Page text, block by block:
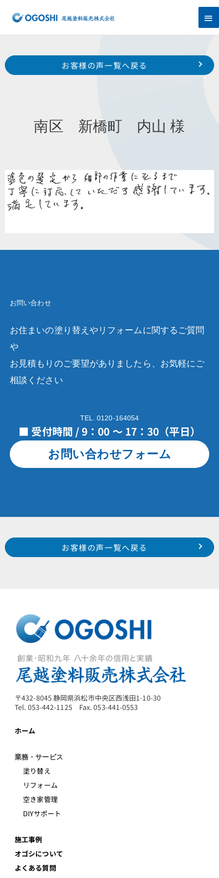
ス
プ
メ
イ
ン
メ
Prev
東区 市野町 T 様
中区 泉町 豊田 様
お客様の声一覧へ戻る
南区 新橋町 内山 様
お問い合わせ
お住まいの塗り替えやリフォームに関するご質問
や
お見積もりのご要望がありましたら、お気軽にご
相談ください
TEL. 0120-164054
■ 受付時間 / 9：00 ～ 17：30（平日）
お問い合わせフォーム
Prev
東区 市野町 T 様
中区 泉町 豊田 様
お客様の声一覧へ戻る
〒432-8045 静岡県浜松市中央区西浅田1-10-30
Tel. 053-442-1125 Fax. 053-441-0553
ホーム
業務・サービス
塗り替え
リフォーム
空き家管理
DIYサポート
施工事例
オゴシについて
よくある質問